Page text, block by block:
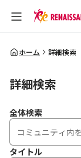
全体検索
ホーム 詳細検索
詳細検索
全体検索
タイトル